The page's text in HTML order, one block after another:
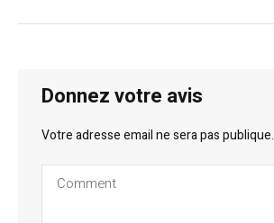
Donnez votre avis
Votre adresse email ne sera pas publique.